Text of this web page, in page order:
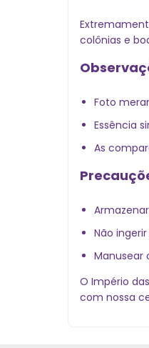
colônias e
Foto
Essência
As
Não
Manusear
O Império
com nossa